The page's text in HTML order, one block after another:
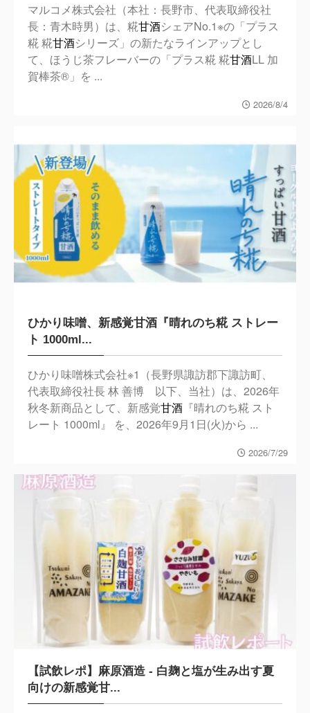
マルコメ株式会社（本社：長野市、代表取締役社
長：青木時男）は、糀甘酒シェアNo.1※の「プラス
糀 糀甘酒シリーズ」の新たなラインアップとし
て、ほうじ茶フレーバーの「プラス糀 糀甘酒LL 加
賀棒茶®」を ...
2026/8/4
ひかり味噌、新感覚甘酒『晴れのち糀 ストレー
ト 1000ml...
ひかり味噌株式会社※1（長野県諏訪郡下諏訪町、
代表取締役社長 林 善博 以下、当社）は、2026年
秋冬新商品として、新感覚甘酒 『晴れのち糀 スト
レート 1000ml』 を、2026年9月1日(火)から ...
2026/7/29
【試飲レポ】麻原酒造 - 白麹と塩が生み出す夏
向けの新感覚甘...